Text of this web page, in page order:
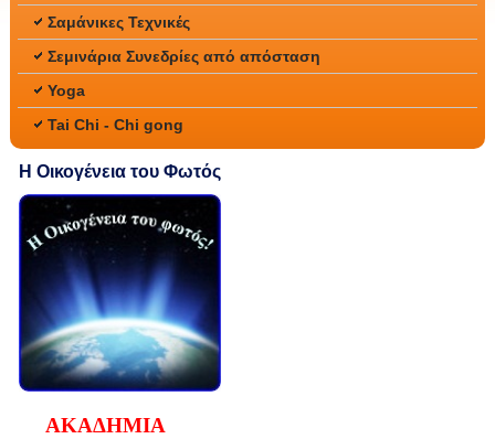
Σαμάνικες Τεχνικές
Σεμινάρια Συνεδρίες από απόσταση
Yoga
Tai Chi - Chi gong
Η Οικογένεια του Φωτός
ΑΚΑΔΗΜΙΑ